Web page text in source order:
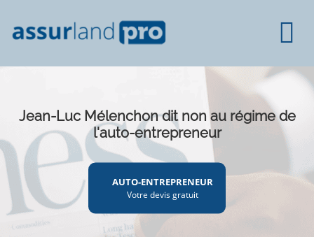
Jean-Luc Mélenchon dit non au régime de
l'auto-entrepreneur
AUTO-ENTREPRENEUR
Votre devis gratuit